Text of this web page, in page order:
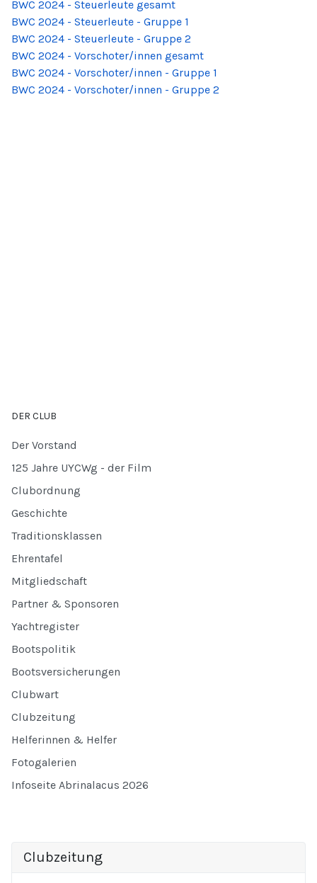
BWC 2024 - Steuerleute gesamt
BWC 2024 - Steuerleute - Gruppe 1
BWC 2024 - Steuerleute - Gruppe 2
BWC 2024 - Vorschoter/innen gesamt
BWC 2024 - Vorschoter/innen - Gruppe 1
BWC 2024 - Vorschoter/innen - Gruppe 2
DER CLUB
Der Vorstand
125 Jahre UYCWg - der Film
Clubordnung
Geschichte
Traditionsklassen
Ehrentafel
Mitgliedschaft
Partner & Sponsoren
Yachtregister
Bootspolitik
Bootsversicherungen
Clubwart
Clubzeitung
Helferinnen & Helfer
Fotogalerien
Infoseite Abrinalacus 2026
Clubzeitung